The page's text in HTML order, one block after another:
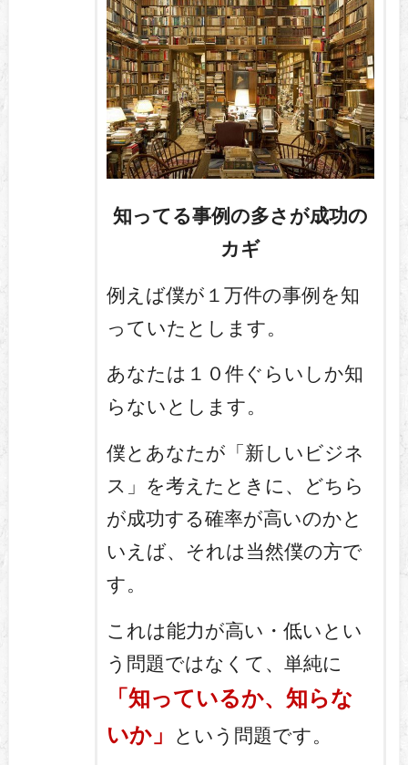
知ってる事例の多さが成功の
カギ
例えば僕が１万件の事例を知
っていたとします。
あなたは１０件ぐらいしか知
らないとします。
僕とあなたが「新しいビジネ
ス」を考えたときに、どちら
が成功する確率が高いのかと
いえば、それは当然僕の方で
す。
これは能力が高い・低いとい
う問題ではなくて、単純に
「知っているか、知らな
いか」
という問題です。